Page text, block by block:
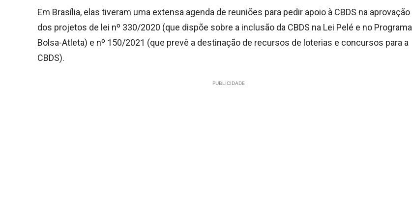
Em Brasília, elas tiveram uma extensa agenda de reuniões para pedir apoio à CBDS na aprovação
dos projetos de lei nº 330/2020 (que dispõe sobre a inclusão da CBDS na Lei Pelé e no Programa
Bolsa-Atleta) e nº 150/2021 (que prevê a destinação de recursos de loterias e concursos para a
CBDS).
PUBLICIDADE